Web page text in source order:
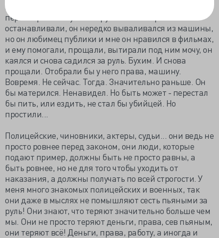
Безнаказанность породила убийство. Это что, он в
первый раз сел бухим за руль? Нет! Уверен- его
останавливали, он нередко вываливался из машины,
но он любимец публики и мне он нравился в фильмах,
и ему помогали, прощали, вытирали под ним мочу, он
каялся и снова садился за руль. Бухим. И снова
прощали. Отобрали бы у него права, машину.
Вовремя. Не сейчас. Тогда. Значительно раньше. Он
бы матерился. Ненавидел. Но быть может - перестал
бы пить, или ездить, не стал бы убийцей. Но
простили...
Полицейские, чиновники, актеры, судьи... они ведь не
просто ровнее перед законом, они люди, которые
подают пример, должны быть не просто равны, а
быть ровнее, но не для того чтобы уходить от
наказания, а должны получать по всей строгости. У
меня много знакомых полицейских и военных, так
они даже в мыслях не помышляют сесть пьяными за
руль! Они знают, что теряют значительно больше чем
мы. Они не просто теряют деньги, права, сев пьяным,
они теряют всё! Деньги, права, работу, а иногда и